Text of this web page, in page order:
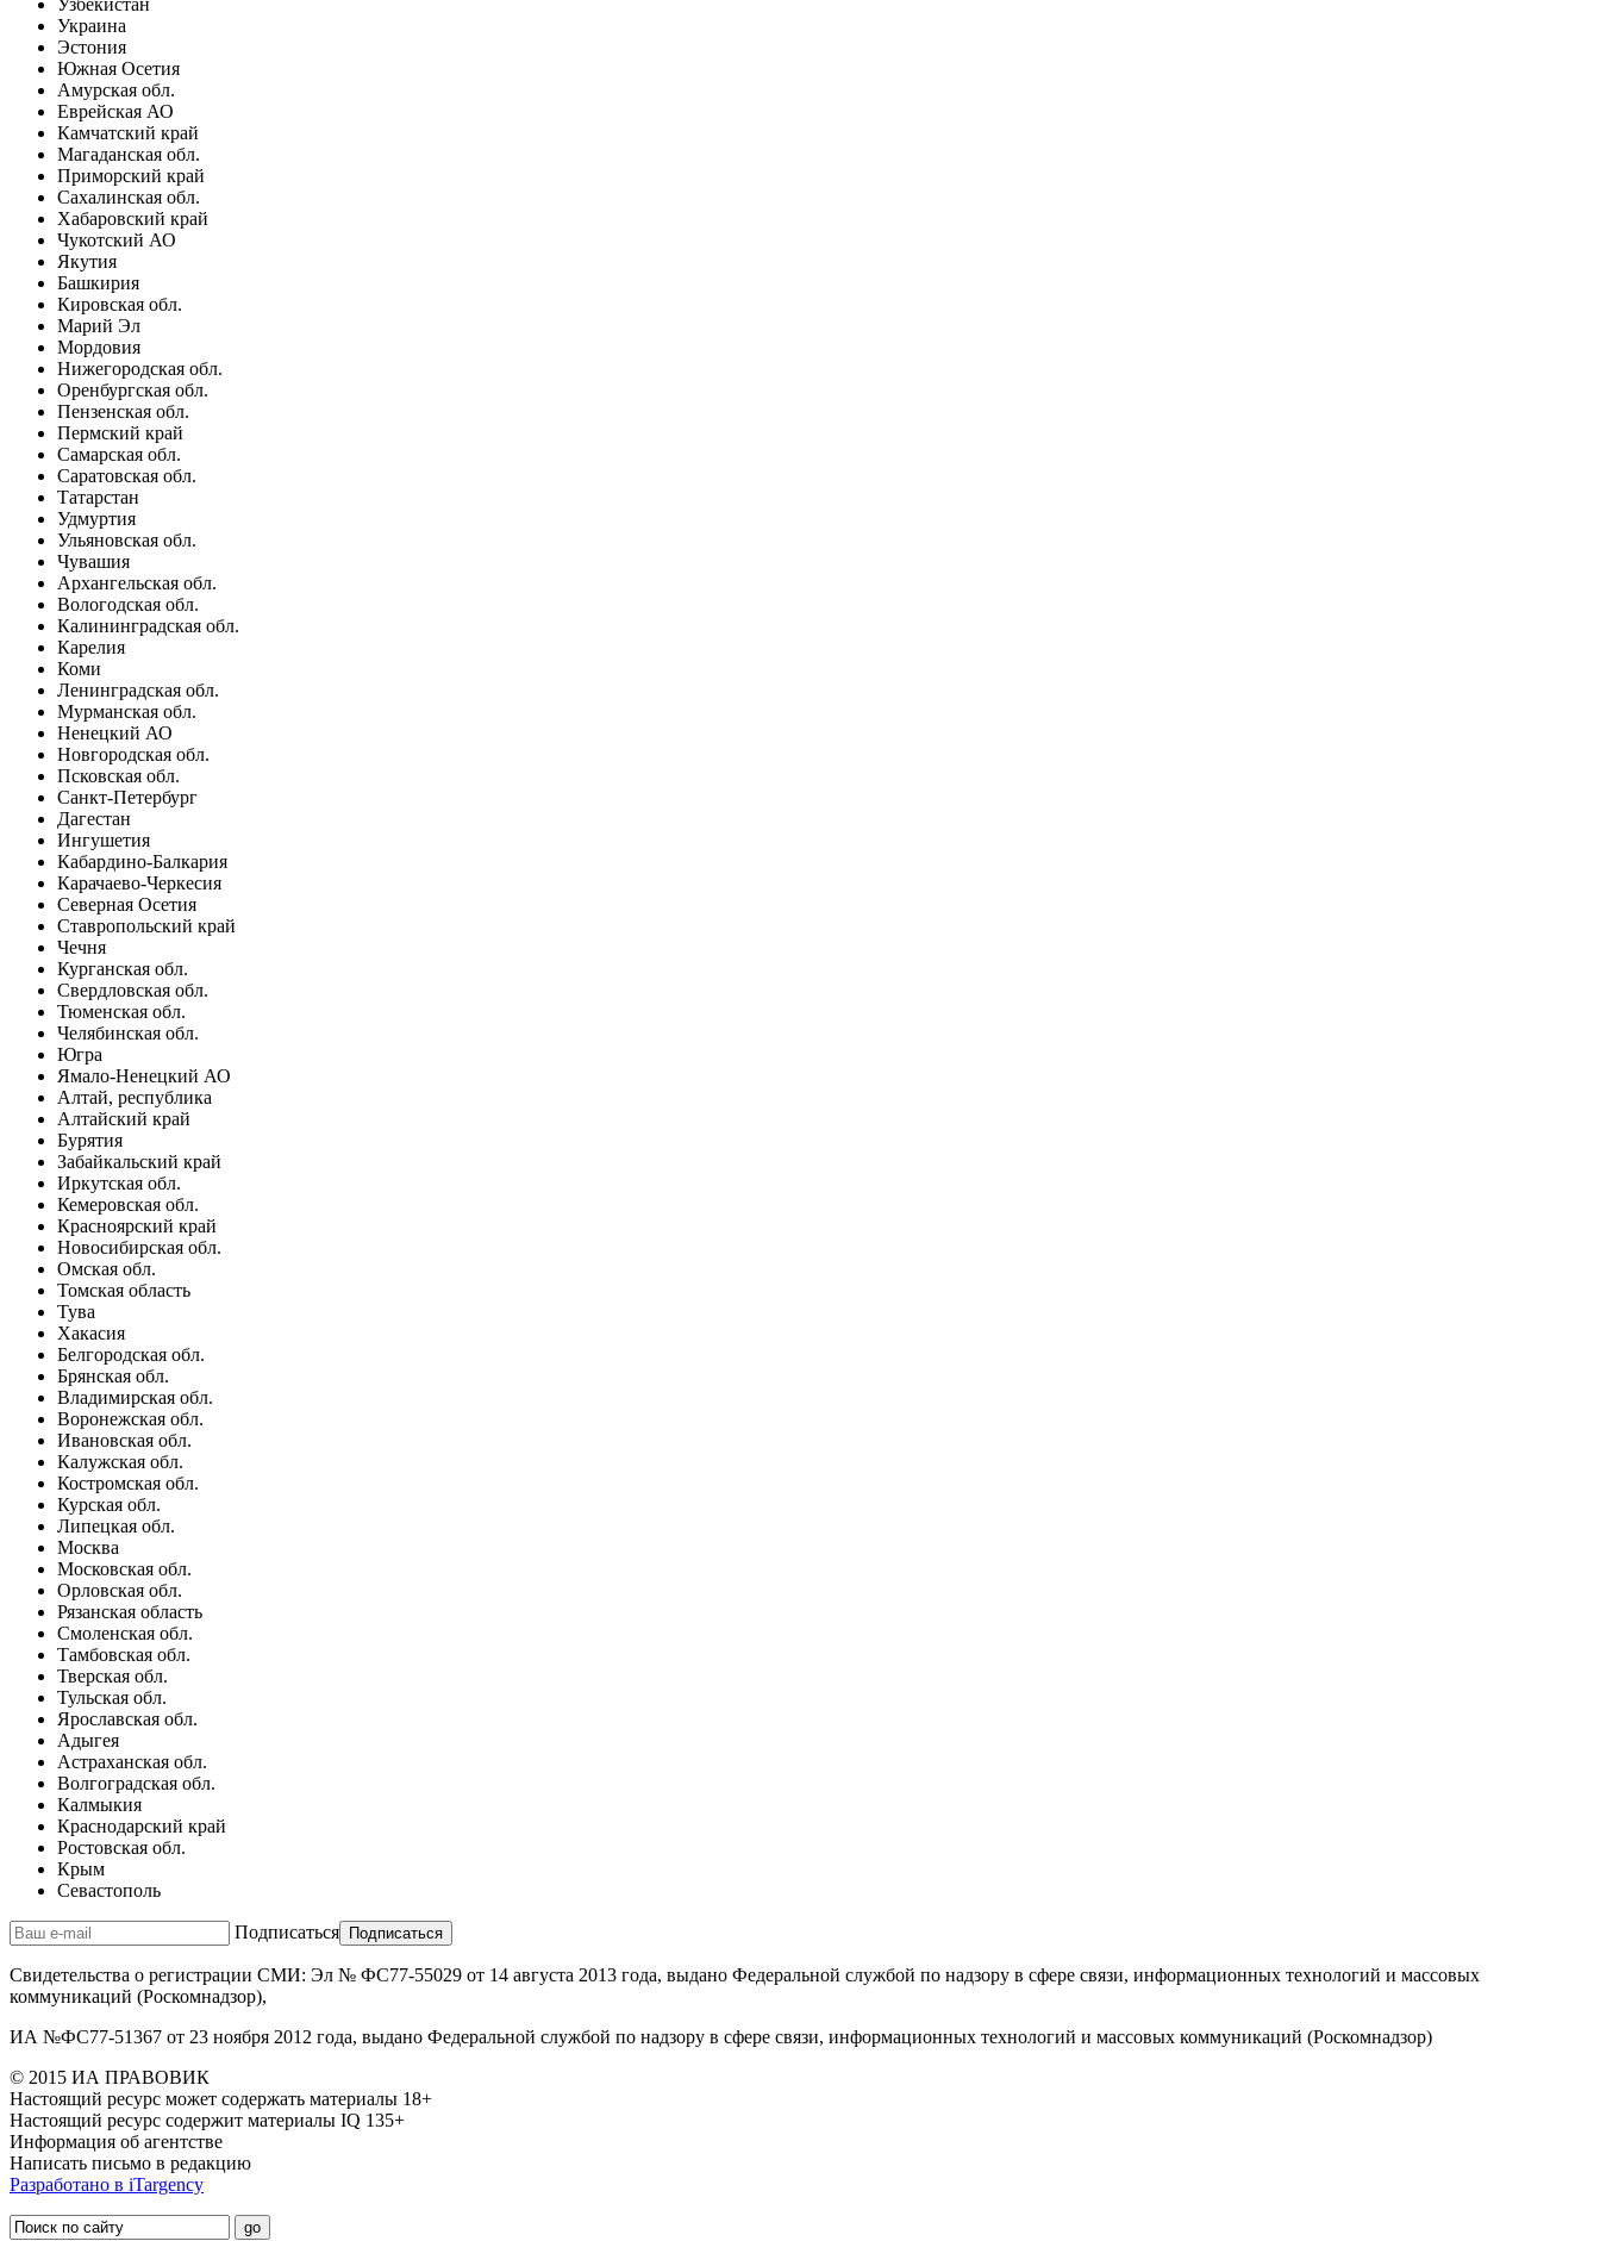
Узбекистан
Украина
Эстония
Южная Осетия
Амурская обл.
Еврейская АО
Камчатский край
Магаданская обл.
Приморский край
Сахалинская обл.
Хабаровский край
Чукотский АО
Якутия
Башкирия
Кировская обл.
Марий Эл
Мордовия
Нижегородская обл.
Оренбургская обл.
Пензенская обл.
Пермский край
Самарская обл.
Саратовская обл.
Татарстан
Удмуртия
Ульяновская обл.
Чувашия
Архангельская обл.
Вологодская обл.
Калининградская обл.
Карелия
Коми
Ленинградская обл.
Мурманская обл.
Ненецкий АО
Новгородская обл.
Псковская обл.
Санкт-Петербург
Дагестан
Ингушетия
Кабардино-Балкария
Карачаево-Черкесия
Северная Осетия
Ставропольский край
Чечня
Курганская обл.
Свердловская обл.
Тюменская обл.
Челябинская обл.
Югра
Ямало-Ненецкий АО
Алтай, республика
Алтайский край
Бурятия
Забайкальский край
Иркутская обл.
Кемеровская обл.
Красноярский край
Новосибирская обл.
Омская обл.
Томская область
Тува
Хакасия
Белгородская обл.
Брянская обл.
Владимирская обл.
Воронежская обл.
Ивановская обл.
Калужская обл.
Костромская обл.
Курская обл.
Липецкая обл.
Москва
Московская обл.
Орловская обл.
Рязанская область
Смоленская обл.
Тамбовская обл.
Тверская обл.
Тульская обл.
Ярославская обл.
Адыгея
Астраханская обл.
Волгоградская обл.
Калмыкия
Краснодарский край
Ростовская обл.
Крым
Севастополь
Подписаться
Свидетельства о регистрации СМИ: Эл № ФС77-55029 от 14 августа 2013 года, выдано Федеральной службой по надзору в сфере связи, информационных технологий и массовых
коммуникаций (Роскомнадзор),
ИА №ФС77-51367 от 23 ноября 2012 года, выдано Федеральной службой по надзору в сфере связи, информационных технологий и массовых коммуникаций (Роскомнадзор)
© 2015 ИА ПРАВОВИК
Настоящий ресурс может содержать материалы 18+
Настоящий ресурс содержит материалы IQ 135+
Информация об агентстве
Написать письмо в редакцию
Разработано в iTargency